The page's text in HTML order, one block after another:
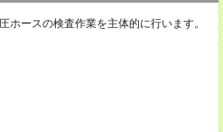
ホースの検査作業を主体的に行います。